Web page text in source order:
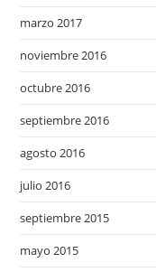
marzo 2017
noviembre 2016
octubre 2016
septiembre 2016
agosto 2016
julio 2016
septiembre 2015
mayo 2015